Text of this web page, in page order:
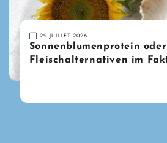
29 JUILLET 2026
Sonnenblumenprotein
Fleischalternativen im